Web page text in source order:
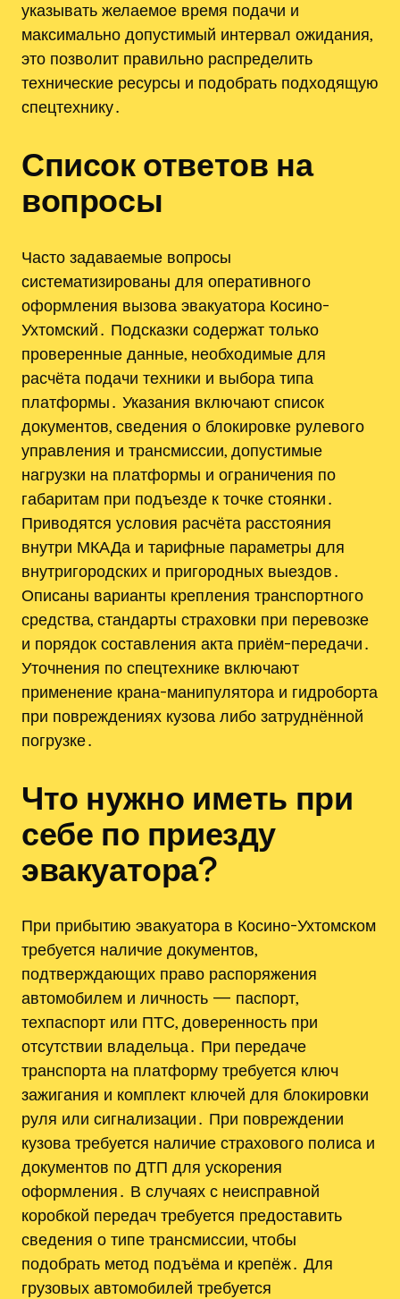
указывать желаемое время подачи и
максимально допустимый интервал ожидания,
это позволит правильно распределить
технические ресурсы и подобрать подходящую
спецтехнику․
Список ответов на
вопросы
Часто задаваемые вопросы
систематизированы для оперативного
оформления вызова эвакуатора Косино-
Ухтомский․ Подсказки содержат только
проверенные данные, необходимые для
расчёта подачи техники и выбора типа
платформы․ Указания включают список
документов, сведения о блокировке рулевого
управления и трансмиссии, допустимые
нагрузки на платформы и ограничения по
габаритам при подъезде к точке стоянки․
Приводятся условия расчёта расстояния
внутри МКАДа и тарифные параметры для
внутригородских и пригородных выездов․
Описаны варианты крепления транспортного
средства, стандарты страховки при перевозке
и порядок составления акта приём-передачи․
Уточнения по спецтехнике включают
применение крана-манипулятора и гидроборта
при повреждениях кузова либо затруднённой
погрузке․
Что нужно иметь при
себе по приезду
эвакуатора?
При прибытию эвакуатора в Косино-Ухтомском
требуется наличие документов,
подтверждающих право распоряжения
автомобилем и личность — паспорт,
техпаспорт или ПТС, доверенность при
отсутствии владельца․ При передаче
транспорта на платформу требуется ключ
зажигания и комплект ключей для блокировки
руля или сигнализации․ При повреждении
кузова требуется наличие страхового полиса и
документов по ДТП для ускорения
оформления․ В случаях с неисправной
коробкой передач требуется предоставить
сведения о типе трансмиссии, чтобы
подобрать метод подъёма и крепёж․ Для
грузовых автомобилей требуется